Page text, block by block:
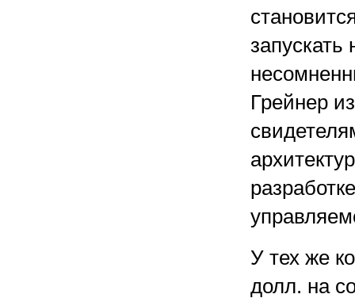
Грейнер
У тех же
долл. на